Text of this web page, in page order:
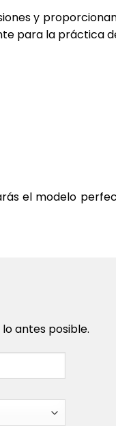
y
para la práctica
el modelo
antes posible.